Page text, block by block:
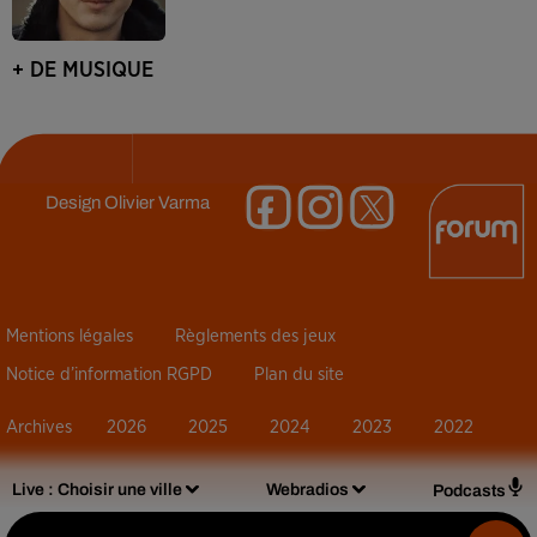
Live : Choisir une ville Webradios Podcasts
+ DE MUSIQUE
DesignOlivier Varma
Mentions légales Règlements des jeux
Notice d’information RGPD Plan du site
Archives 2026 2025 2024 2023 2022